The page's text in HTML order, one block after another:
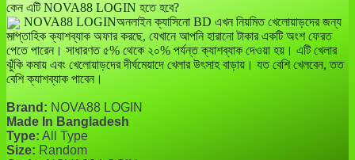
কেন এটি NOVA88 LOGIN হতে হবে?
NOVA88 LOGINঅনলাইন ক্যাসিনো BD এখন নিয়মিত খেলোয়াড়দের জন্য
সাপ্তাহিক ক্যাশব্যাক অফার করছে, যেখানে আপনি হারানো টাকার একটি অংশ ফেরত
পেতে পারেন। সাধারণত ৫% থেকে ২০% পর্যন্ত ক্যাশব্যাক দেওয়া হয়। এটি খেলার
ঝুঁকি কমায় এবং খেলোয়াড়দের দীর্ঘমেয়াদে খেলার উৎসাহ বাড়ায়। যত বেশি খেলবেন, তত
বেশি ক্যাশব্যাক পাবেন।
Brand: NOVA88 LOGIN
Made In Bangladesh
Type: All Type
Size: Random